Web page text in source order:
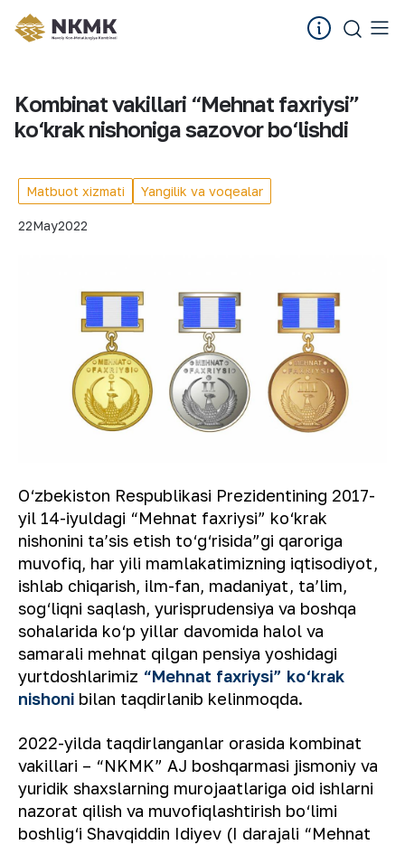
Kombinat vakillari “Mehnat faxriysi”
ko‘krak nishoniga sazovor bo‘lishdi
Matbuot xizmati Yangilik va voqealar
22May2022
O‘zbekiston Respublikasi Prezidentining 2017-
yil 14-iyuldagi “Mehnat faxriysi” ko‘krak
nishonini taʼsis etish to‘g‘risida”gi qaroriga
muvofiq, har yili mamlakatimizning iqtisodiyot,
ishlab chiqarish, ilm-fan, madaniyat, taʼlim,
sog‘liqni saqlash, yurisprudensiya va boshqa
sohalarida ko‘p yillar davomida halol va
samarali mehnat qilgan pensiya yoshidagi
yurtdoshlarimiz “Mehnat faxriysi” ko‘krak
nishoni bilan taqdirlanib kelinmoqda.
2022-yilda taqdirlanganlar orasida kombinat
vakillari – “NKMK” AJ boshqarmasi jismoniy va
yuridik shaxslarning murojaatlariga oid ishlarni
nazorat qilish va muvofiqlashtirish bo‘limi
boshlig‘i Shavqiddin Idiyev (I darajali “Mehnat